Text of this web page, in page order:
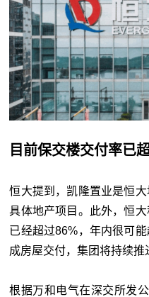
目前保交楼交付率已
恒大提到，凯隆置业是恒
具体地产项目。此外，恒
已经超过86%，年内很可
成房屋交付，集团将持续推
根据万和电气在深交所发